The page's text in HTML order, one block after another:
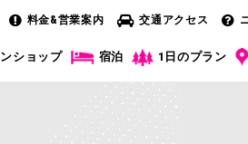
料金&営業案内 交通アクセス
ショップ 宿泊 1日のプラン